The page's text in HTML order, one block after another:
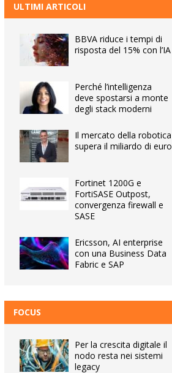
ULTIMI ARTICOLI
BBVA riduce i tempi di
risposta del 15% con l’IA
Perché l’intelligenza
deve spostarsi a monte
degli stack moderni
Il mercato della robotica
supera il miliardo di euro
Fortinet 1200G e
FortiSASE Outpost,
convergenza firewall e
SASE
Ericsson, AI enterprise
con una Business Data
Fabric e SAP
FOCUS
Per la crescita digitale il
nodo resta nei sistemi
legacy